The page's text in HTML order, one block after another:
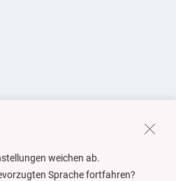
weichen ab.
Sprache fortfahren?